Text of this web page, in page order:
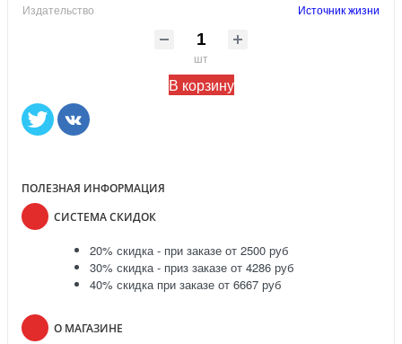
Издательство
Источник жизни
шт
В корзину
ПОЛЕЗНАЯ ИНФОРМАЦИЯ
СИСТЕМА СКИДОК
20% скидка - при заказе от 2500 руб
30% скидка - приз заказе от 4286 руб
40% скидка при заказе от 6667 руб
О МАГАЗИНЕ